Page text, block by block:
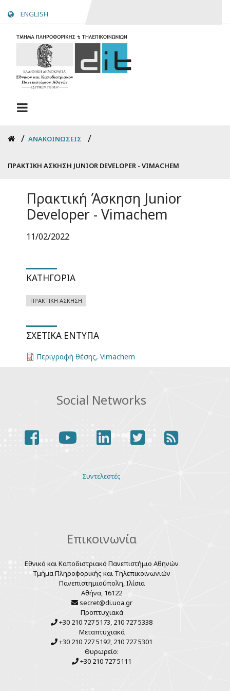
content
ENGLISH
Breadcrumb
ΑΝΑΚΟΙΝΏΣΕΙΣ
ΠΡΑΚΤΙΚΉ ΆΣΚΗΣΗ JUNIOR DEVELOPER - VIMACHEM
Πρακτική Άσκηση Junior
Developer - Vimachem
11/02/2022
ΚΑΤΗΓΟΡΊΑ
ΠΡΑΚΤΙΚΉ ΆΣΚΗΣΗ
ΣΧΕΤΙΚΆ ΈΝΤΥΠΑ
Περιγραφή θέσης, Vimachem
Social Networks
facebookyoutubelinkedin
twitterrss
Συντελεστές
Επικοινωνία
Εθνικό και Καποδιστριακό Πανεπιστήμιο Αθηνών
Τμήμα Πληροφορικής και Τηλεπικοινωνιών
Πανεπιστημιούπολη, Ιλίσια
Αθήνα, 16122
secret@di.uoa.gr
Προπτυχιακά
+30 210 727 5173, 210 727 5338
Μεταπτυχιακά
+30 210 727 5192, 210 727 5301
Θυρωρείο:
+30 210 727 5111